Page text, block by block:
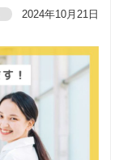
2024年10月21日